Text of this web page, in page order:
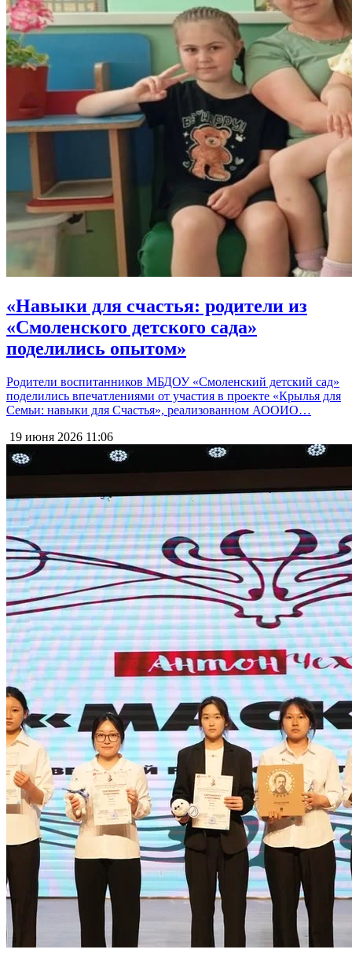
«Навыки для счастья: родители из
«Смоленского детского сада»
поделились опытом»
Родители воспитанников МБДОУ «Смоленский детский сад»
поделились впечатлениями от участия в проекте «Крылья для
Семьи: навыки для Счастья», реализованном АООИО…
19 июня 2026 11:06